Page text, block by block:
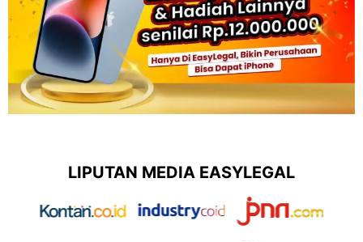
LIPUTAN MEDIA EASYLEGAL